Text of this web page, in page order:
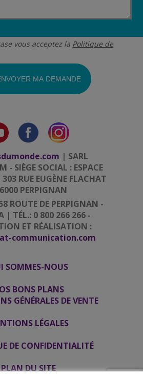
vous acceptez la Politique de
| SARL
- SIÈGE SOCIAL : ESPACE
RUE EUGÈNE FLACHAT
PERPIGNAN
ROUTE DE PERPIGNAN -
| TÉL.: 0 800 266 266 -
ET RÉALISATION :
communication.com
SOMMES-NOUS
BONS PLANS
GÉNÉRALES DE VENTE
LÉGALES
DE CONFIDENTIALITÉ
PLAN DU SITE